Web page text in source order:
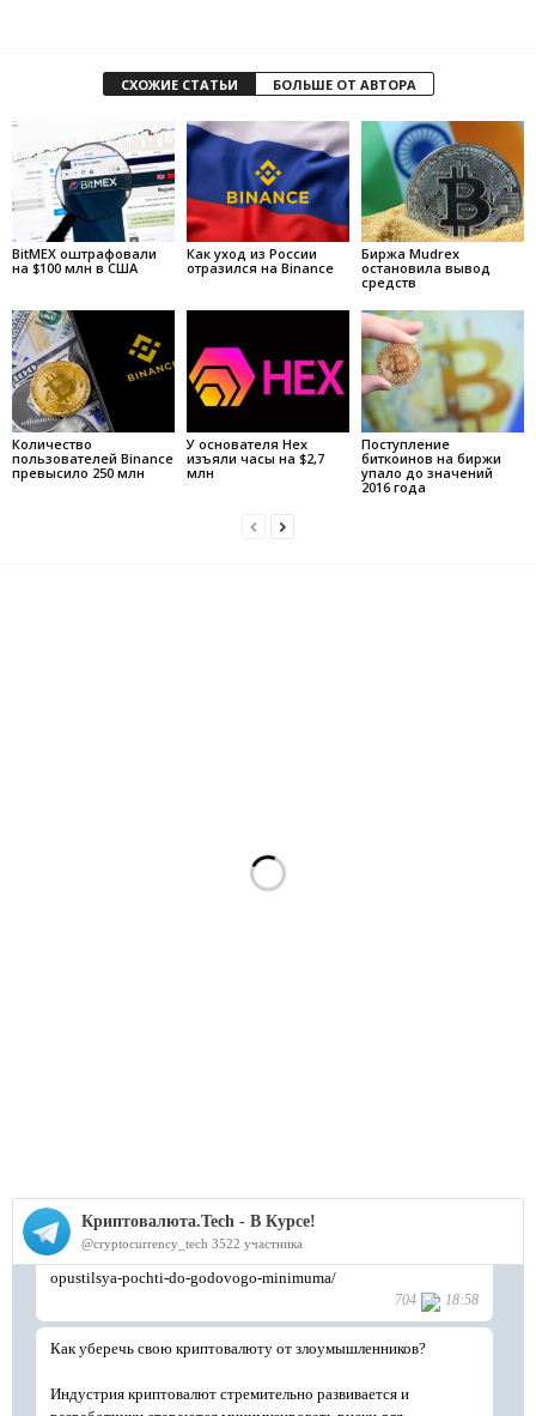
СХОЖИЕ СТАТЬИ БОЛЬШЕ ОТ АВТОРА
BitMEX оштрафовали
на $100 млн в США
Как уход из России
отразился на Binance
Биржа Mudrex
остановила вывод
средств
Количество
пользователей Binance
превысило 250 млн
У основателя Hex
изъяли часы на $2,7
млн
Поступление
биткоинов на биржи
упало до значений
2016 года